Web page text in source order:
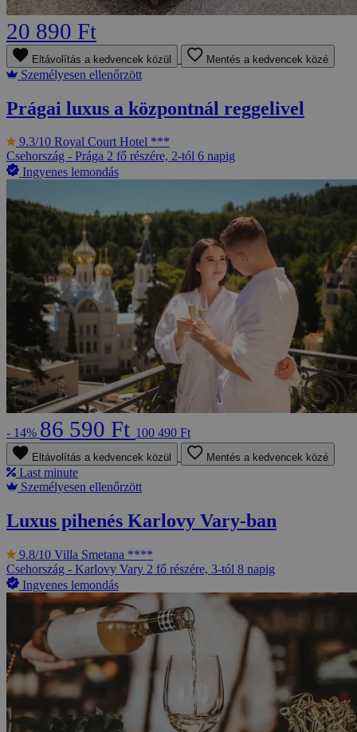
20 890 Ft
Eltávolítás a kedvencek közül Mentés a kedvencek közé
Személyesen ellenőrzött
Prágai luxus a központnál reggelivel
9.3/10 Royal Court Hotel ***
Csehország - Prága 2 fő részére, 2-tól 6 napig
Ingyenes lemondás
- 14% 86 590 Ft 100 490 Ft
Eltávolítás a kedvencek közül Mentés a kedvencek közé
Last minute
Személyesen ellenőrzött
Luxus pihenés Karlovy Vary-ban
9.8/10 Villa Smetana ****
Csehország - Karlovy Vary 2 fő részére, 3-tól 8 napig
Ingyenes lemondás